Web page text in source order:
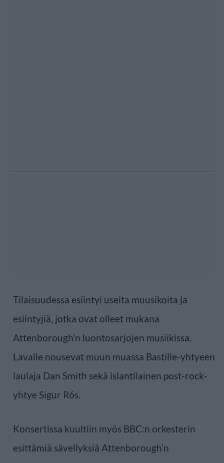
Tilaisuudessa esiintyi useita muusikoita ja
esiintyjiä, jotka ovat olleet mukana
Attenborough’n luontosarjojen musiikissa.
Lavalle nousevat muun muassa Bastille-yhtyeen
laulaja Dan Smith sekä islantilainen post-rock-
yhtye Sigur Rós.
Konsertissa kuultiin myös BBC:n orkesterin
esittämiä sävellyksiä Attenborough’n